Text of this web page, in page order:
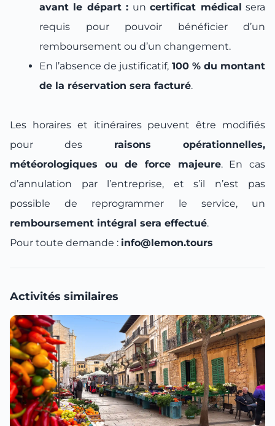
avant le départ : uncertificat médical sera
requis pour pouvoir bénéficier d’un
remboursement ou d’un changement.
En l’absence de justificatif, 100 % du montant
de la réservation sera facturé.
Les horaires et itinéraires peuvent être modifiés
pour des raisons opérationnelles,
météorologiques ou de force majeure. En cas
d’annulation par l’entreprise, et s’il n’est pas
possible de reprogrammer le service, un
remboursement intégral sera effectué.
Pour toute demande : info@lemon.tours
Activités similaires